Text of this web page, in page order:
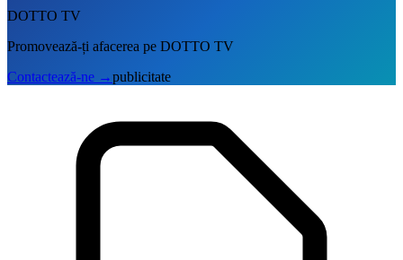
DOTTO TV
Promovează-ți afacerea pe DOTTO TV
Contactează-ne →publicitate